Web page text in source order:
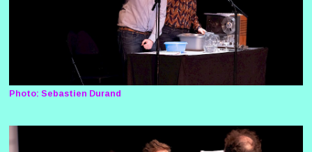
Photo: Sebastien Durand